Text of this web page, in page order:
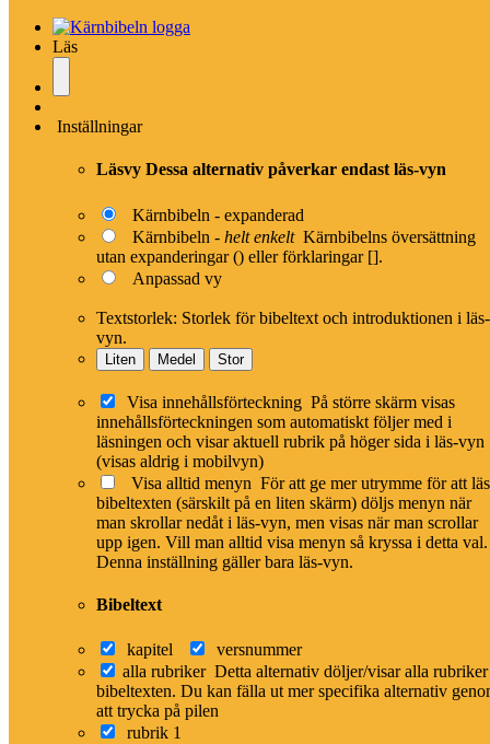
Läs
Inställningar
Läsvy Dessa alternativ påverkar endast läs-vyn
Kärnbibeln - expanderad
Kärnbibeln - helt enkelt Kärnbibelns översättning
utan expanderingar () eller förklaringar [].
Anpassad vy
Textstorlek: Storlek för bibeltext och introduktionen i läs-
vyn.
Liten Medel Stor
Visa innehållsförteckning På större skärm visas
innehållsförteckningen som automatiskt följer med i
läsningen och visar aktuell rubrik på höger sida i läs-vyn
(visas aldrig i mobilvyn)
Visa alltid menyn För att ge mer utrymme för att
bibeltexten (särskilt på en liten skärm) döljs menyn när
man skrollar nedåt i läs-vyn, men visas när man scrollar
upp igen. Vill man alltid visa menyn så kryssa i detta val.
Denna inställning gäller bara läs-vyn.
Bibeltext
kapitel
versnummer
alla rubriker Detta alternativ döljer/visar alla
bibeltexten. Du kan fälla ut mer specifika alternativ
att trycka på pilen
rubrik 1
Sök ny person
Tidigare person
Nästa person
Beser
-
namn/stavningar:
Engelska namn:
Bezer
Tsofach
Shamma, Shilsha,Jitran,Beera
Rapportera ett problem
Användning i Bibeln
H1221
(Betser)
Betyder: guld malm
Totalt 5
PersondatabasBETA